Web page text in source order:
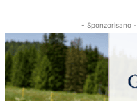
- Sponzorisano -